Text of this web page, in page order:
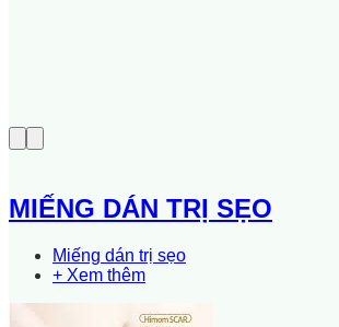
MIẾNG DÁN TRỊ SẸO
Miếng dán trị sẹo
+ Xem thêm